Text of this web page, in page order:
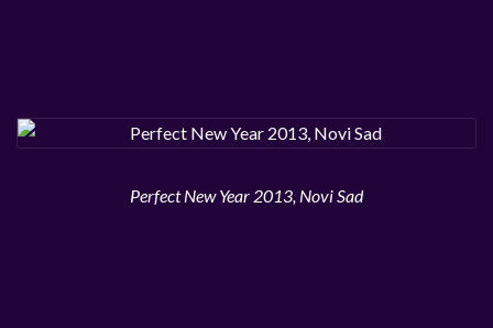
Perfect New Year 2013, Novi Sad